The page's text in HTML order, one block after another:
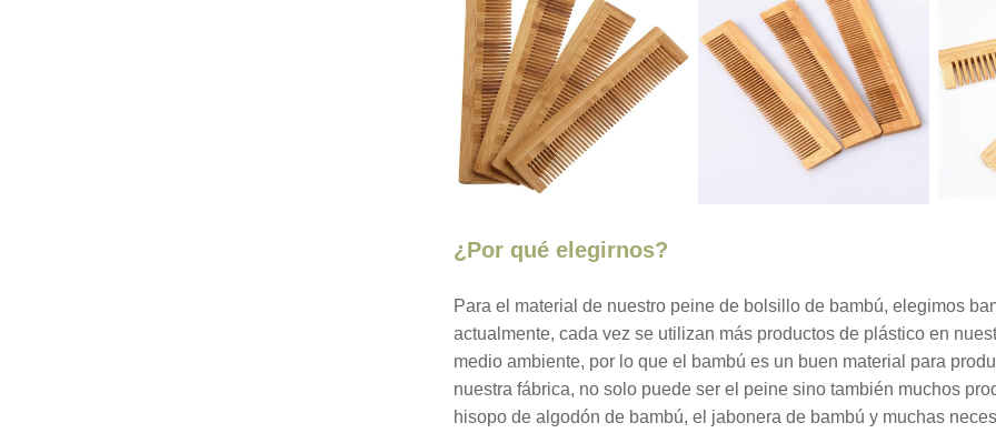
¿Por qué elegirnos?
Para el material de nuestro peine de bolsillo de bambú, elegimos
actualmente, cada vez se utilizan más productos de plástico en
medio ambiente, por lo que el bambú es un buen material para
nuestra fábrica, no solo puede ser el peine sino también muchos
hisopo de algodón de bambú, el jabonera de bambú y muchas